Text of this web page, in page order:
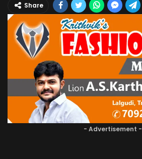
Share
- Advertisement -